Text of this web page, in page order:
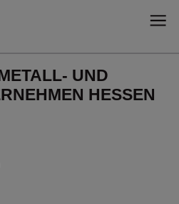
UND
HESSEN